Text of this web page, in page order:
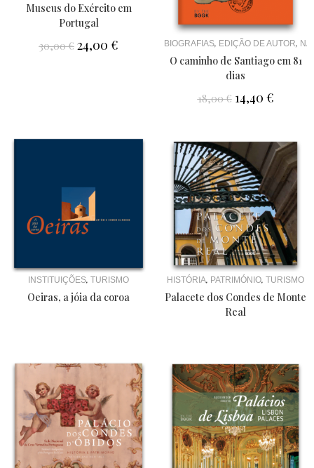
Museus do Exército em
Portugal
30,00€ 24,00 € BIOGRAFIAS, EDIÇÃO DE AUTOR,
O caminho de Santiago em 81
dias
18,00€ 14,40 €
INSTITUIÇÕES, TURISMO
Oeiras, a jóia da coroa
HISTÓRIA, PATRIMÓNIO, TURISMO
Palacete dos Condes de Monte
Real